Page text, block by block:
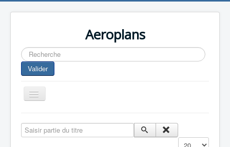
Aeroplans
Rechercher
Valider
Toggle
Navigation
Aviation Commerciale
Saisir partie du titre
Affichage #